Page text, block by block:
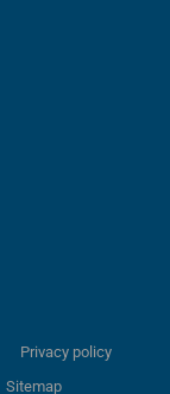
Privacy policy
Sitemap